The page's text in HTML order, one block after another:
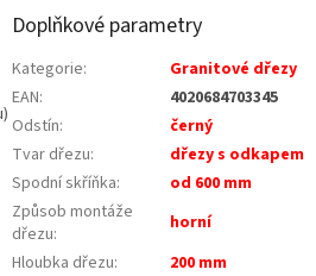
Doplňkové parametry
Kategorie:
Granitové dřezy
EAN:
4020684703345
Odstín:
černý
Tvar dřezu:
dřezy s odkapem
Spodní skříňka:
od 600 mm
Způsob montáže
dřezu:
horní
Hloubka dřezu:
200 mm